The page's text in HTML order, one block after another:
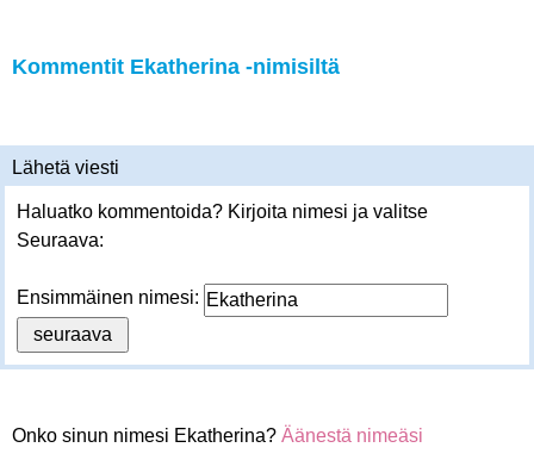
Kommentit Ekatherina -nimisiltä
Lähetä viesti
Haluatko kommentoida? Kirjoita nimesi ja valitse
Seuraava:
Ensimmäinen nimesi:
Onko sinun nimesi Ekatherina? Äänestä nimeäsi